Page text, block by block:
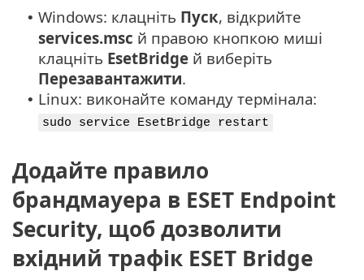
• Windows: клацніть Пуск, відкрийте
services.msc й правою кнопкою миші
клацніть EsetBridge й виберіть
Перезавантажити.
• Linux: виконайте команду термінала:
sudo service EsetBridge restart
Додайте правило
брандмауера в ESET Endpoint
Security, щоб дозволити
вхідний трафік ESET Bridge